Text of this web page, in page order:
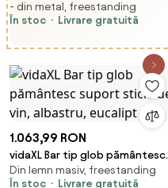
Sticle, de Podea, Negru | Aosom
Romania
- din metal, freestanding
În stoc
Livrare gratuită
1.063,99 RON
vidaXL Bar tip glob pământesc
suport sticle de vin, albastru,
Din lemn masiv, freestanding
În stoc
Livrare gratuită